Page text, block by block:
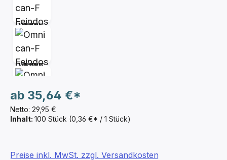
Netto: 29,95 €
ab 35,64 €*
Inhalt: 100 Stück (0,36 €* / 1 Stück)
Preise inkl. MwSt. zzgl. Versandkosten